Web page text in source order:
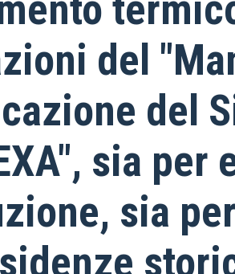
del
del
sia
sia